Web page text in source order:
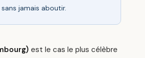
jamais aboutir.
est le cas le plus célèbre